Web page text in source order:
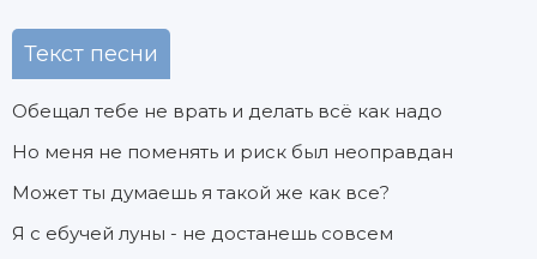
Текст песни
Обещал тебе не врать и делать всё как надо
Но меня не поменять и риск был неоправдан
Может ты думаешь я такой же как все?
Я с ебучей луны - не достанешь совсем